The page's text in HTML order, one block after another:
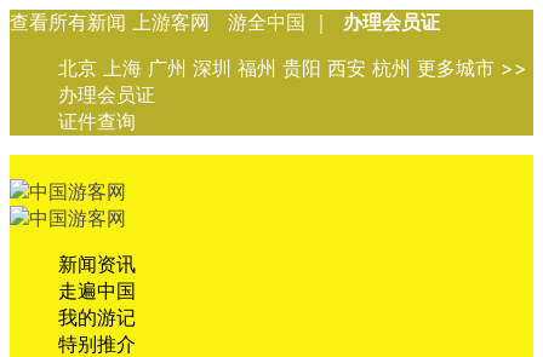
查看所有新闻 上游客网 游全中国 ｜
办理会员证
北京 上海 广州 深圳 福州 贵阳 西安 杭州 更多城市 >>
办理会员证
证件查询
新闻资讯
走遍中国
我的游记
特别推介